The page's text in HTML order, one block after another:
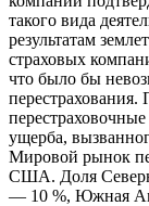
такого вида
результатам
страховых
что было бы
ущерба,
Мировой рынок
США. Доля
— 10 %, Южная